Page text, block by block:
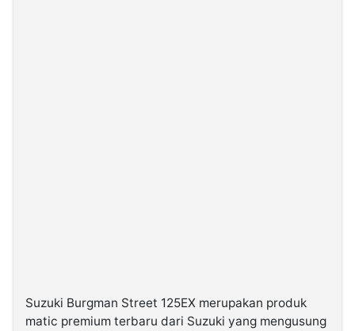
Suzuki Burgman Street 125EX merupakan produk
matic premium terbaru dari Suzuki yang mengusung